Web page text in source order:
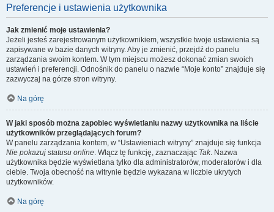
Preferencje i ustawienia użytkownika
Jak zmienić moje ustawienia?
Jeżeli jesteś zarejestrowanym użytkownikiem, wszystkie twoje ustawienia są
zapisywane w bazie danych witryny. Aby je zmienić, przejdź do panelu
zarządzania swoim kontem. W tym miejscu możesz dokonać zmian swoich
ustawień i preferencji. Odnośnik do panelu o nazwie “Moje konto” znajduje się
zazwyczaj na górze stron witryny.
Na górę
W jaki sposób można zapobiec wyświetlaniu nazwy użytkownika na liście
użytkowników przeglądających forum?
W panelu zarządzania kontem, w “Ustawieniach witryny” znajduje się funkcja
Nie pokazuj statusu online. Włącz tę funkcję, zaznaczając Tak. Nazwa
użytkownika będzie wyświetlana tylko dla administratorów, moderatorów i dla
ciebie. Twoja obecność na witrynie będzie wykazana w liczbie ukrytych
użytkowników.
Na górę